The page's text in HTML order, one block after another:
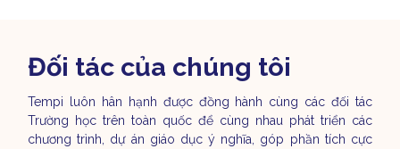
Đối tác của chúng tôi
Tempi luôn hân hạnh được đồng hành cùng các đối tác
Trường học trên toàn quốc để cùng nhau phát triển các
chương trình, dự án giáo dục ý nghĩa, góp phần tích cực